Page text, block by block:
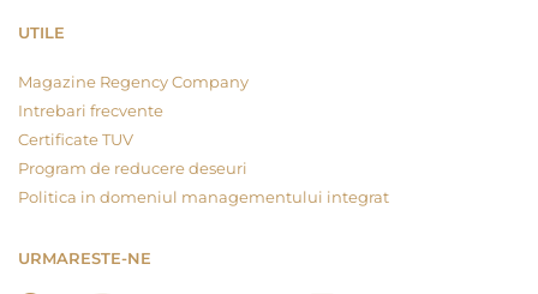
UTILE
Magazine Regency Company
Intrebari frecvente
Certificate TUV
Program de reducere deseuri
Politica in domeniul managementului integrat
URMARESTE-NE